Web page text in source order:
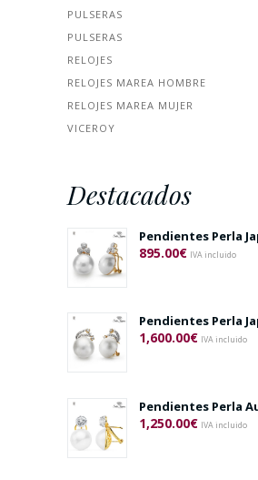
PULSERAS
PULSERAS
RELOJES
RELOJES MAREA HOMBRE
RELOJES MAREA MUJER
VICEROY
Destacados
Pendientes Perla
895.00€ IVA incluido
Pendientes Perla
1,600.00€ IVA incluido
Pendientes Perla
1,250.00€ IVA incluido